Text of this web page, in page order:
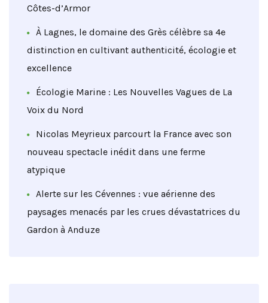
Côtes-d’Armor
À Lagnes, le domaine des Grès célèbre sa 4e
distinction en cultivant authenticité, écologie et
excellence
Écologie Marine : Les Nouvelles Vagues de La
Voix du Nord
Nicolas Meyrieux parcourt la France avec son
nouveau spectacle inédit dans une ferme
atypique
Alerte sur les Cévennes : vue aérienne des
paysages menacés par les crues dévastatrices du
Gardon à Anduze